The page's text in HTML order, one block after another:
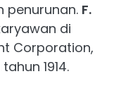
penurunan. F.
di
Corporation,
1914.